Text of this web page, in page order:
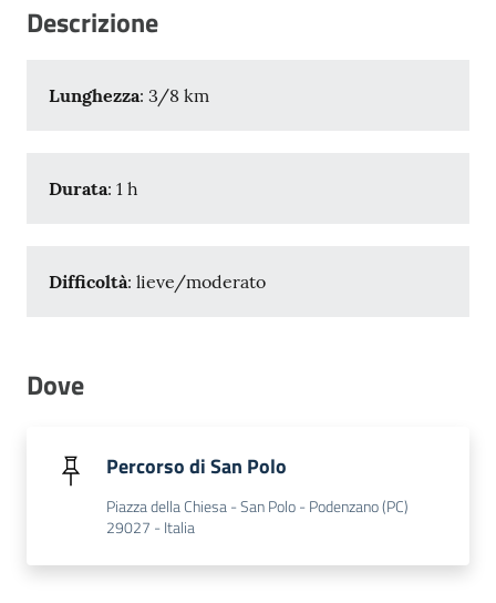
Seguici
Come fare per...
Descrizione
Lunghezza: 3/8 km
Durata: 1 h
Difficoltà: lieve/moderato
Dove
Percorso di San Polo
Piazza della Chiesa - San Polo - Podenzano (PC)
29027 - Italia